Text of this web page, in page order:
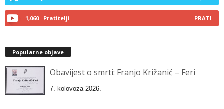
1,060 Pratitelji PRATI
Popularne objave
Obavijest o smrti: Franjo Križanić – Feri
7. kolovoza 2026.